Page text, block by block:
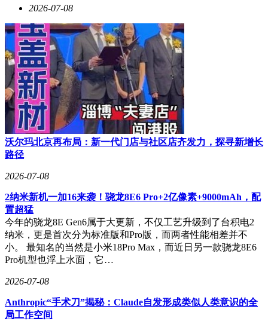
发商Anysphere，其Grok大模型正在快速迭代。由10万颗卫星
数据传输通道，形成"太空通信+地面AI"的完整生态链。
FCC的审批进程将成为决定这个宏伟计划能否实施的关键因
素。与此同时，SpaceX的星舰发射能力正在快速成熟，若申
请获得批准，其每年发射数千颗卫星的产能将为第三代星座的
部署提供工程保障。这个将改变人类通信方式的计划，正等待
监管部门的最终裁决。
2026-07-08
沃尔玛北京再布局：新一代门店与社区店齐发力，探寻新增长
路径
2026-07-08
2纳米新机一加16来袭！骁龙8E6 Pro+2亿像素+9000mAh，配
置超猛
今年的骁龙8E Gen6属于大更新，不仅工艺升级到了台积电2
纳米，更是首次分为标准版和Pro版，而两者性能相差并不
小。 最知名的当然是小米18Pro Max，而近日另一款骁龙8E6
Pro机型也浮上水面，它…
2026-07-08
Anthropic“手术刀”揭秘：Claude自发形成类似人类意识的全
局工作空间